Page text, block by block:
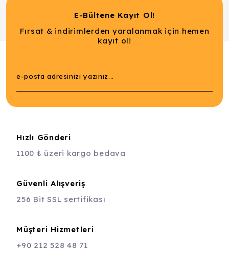
E-Bültene Kayıt Ol!
Fırsat & indirimlerden yaralanmak için hemen
kayıt ol!
Hızlı Gönderi
1100 ₺ üzeri kargo bedava
Güvenli Alışveriş
256 Bit SSL sertifikası
Müşteri Hizmetleri
+90 212 528 48 71